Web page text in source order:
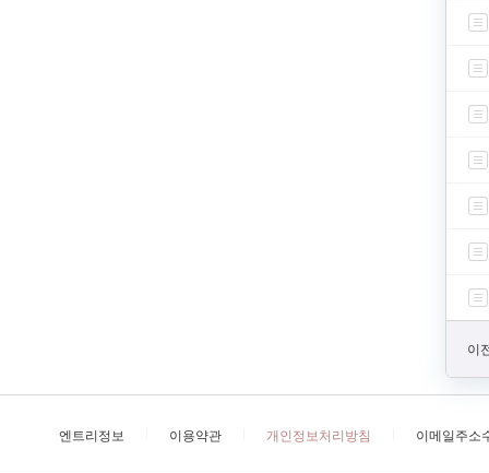
이
엔트리정보 이용약관 개인정보처리방침 이메일주소